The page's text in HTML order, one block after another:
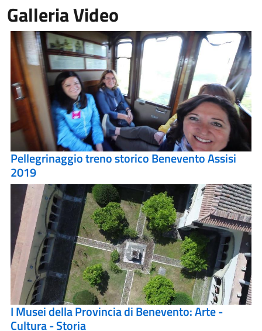
Galleria Video
Pellegrinaggio treno storico Benevento Assisi
2019
I Musei della Provincia di Benevento: Arte -
Cultura - Storia